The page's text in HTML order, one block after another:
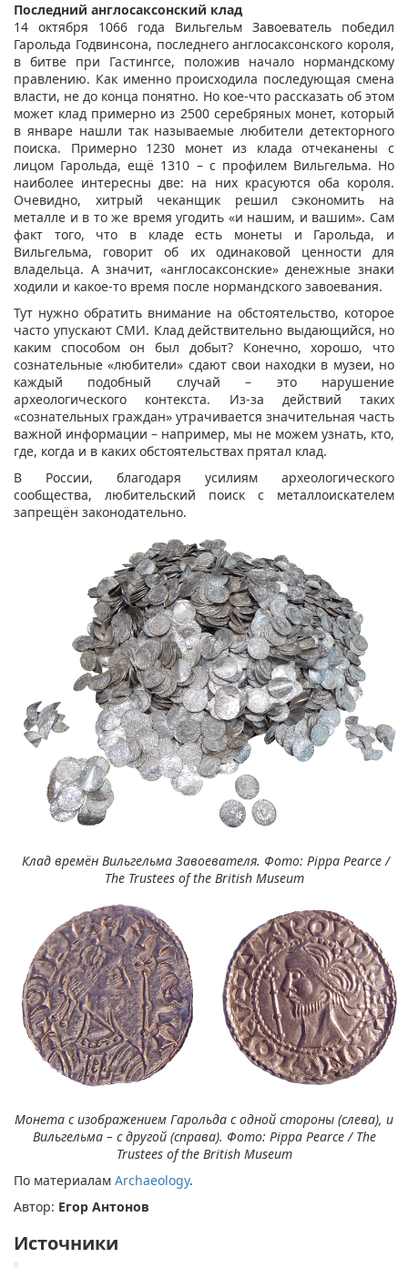
Последний англосаксонский клад
14 октября 1066 года Вильгельм Завоеватель победил
Гарольда Годвинсона, последнего англосаксонского короля,
в битве при Гастингсе, положив начало нормандскому
правлению. Как именно происходила последующая смена
власти, не до конца понятно. Но кое-что рассказать об этом
может клад примерно из 2500 серебряных монет, который
в январе нашли так называемые любители детекторного
поиска. Примерно 1230 монет из клада отчеканены с
лицом Гарольда, ещё 1310 – с профилем Вильгельма. Но
наиболее интересны две: на них красуются оба короля.
Очевидно, хитрый чеканщик решил сэкономить на
металле и в то же время угодить «и нашим, и вашим». Сам
факт того, что в кладе есть монеты и Гарольда, и
Вильгельма, говорит об их одинаковой ценности для
владельца. А значит, «англосаксонские» денежные знаки
ходили и какое-то время после нормандского завоевания.
Тут нужно обратить внимание на обстоятельство, которое
часто упускают СМИ. Клад действительно выдающийся, но
каким способом он был добыт? Конечно, хорошо, что
сознательные «любители» сдают свои находки в музеи, но
каждый подобный случай – это нарушение
археологического контекста. Из-за действий таких
«сознательных граждан» утрачивается значительная часть
важной информации – например, мы не можем узнать, кто,
где, когда и в каких обстоятельствах прятал клад.
В России, благодаря усилиям археологического
сообщества, любительский поиск с металлоискателем
запрещён законодательно.
Клад времён Вильгельма Завоевателя. Фото: Pippa Pearce /
The Trustees of the British Museum
Монета с изображением Гарольда с одной стороны (слева), и
Вильгельма – с другой (справа). Фото: Pippa Pearce / The
Trustees of the British Museum
По материалам Archaeology.
Автор: Егор Антонов
Источники